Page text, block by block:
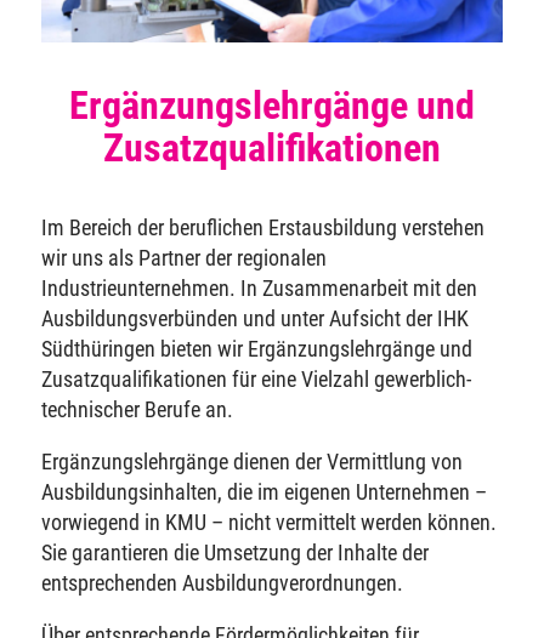
Ergänzungslehrgänge und
Zusatzqualifikationen
Im Bereich der beruflichen Erstausbildung verstehen
wir uns als Partner der regionalen
Industrieunternehmen. In Zusammenarbeit mit den
Ausbildungsverbünden und unter Aufsicht der IHK
Südthüringen bieten wir Ergänzungslehrgänge und
Zusatzqualifikationen für eine Vielzahl gewerblich-
technischer Berufe an.
Ergänzungslehrgänge dienen der Vermittlung von
Ausbildungsinhalten, die im eigenen Unternehmen –
vorwiegend in KMU – nicht vermittelt werden können.
Sie garantieren die Umsetzung der Inhalte der
entsprechenden Ausbildungverordnungen.